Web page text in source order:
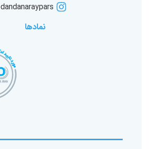
dandanaraypars
نمادها